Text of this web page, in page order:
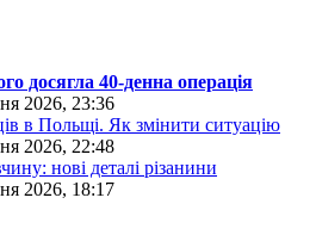
досягла 40-денна операція
2026, 23:36
в Польщі. Як змінити ситуацію
2026, 22:48
нові деталі різанини
2026, 18:17